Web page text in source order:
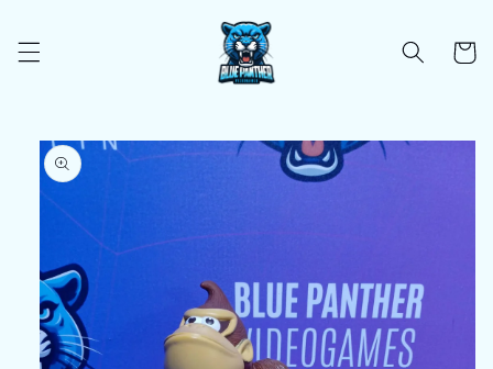
al contenido
Carrito
directamente
información
del producto